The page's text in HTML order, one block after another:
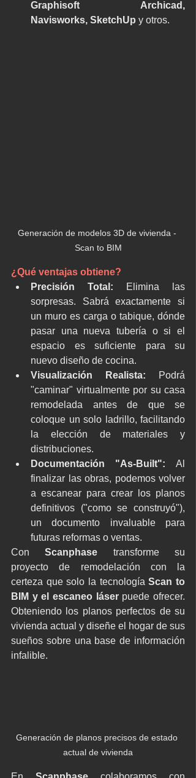
Graphisoft Archicad,
Navisworks, SketchUp y otros.
Generación de modelos 3D de vivienda -
Scan to BIM
¿Qué ventajas obtiene?
Precisión Total: Elimina las
sorpresas. Sabrá exactamente si
un muro es carga o tabique, dónde
pasar una nueva tubería o si el
espacio es suficiente para su
nuevo diseño de cocina.
Visualización Realista: Podrá
"caminar" virtualmente por su casa
remodelada antes de que se
coloque un solo ladrillo, facilitando
la elección de materiales y
distribuciones.
Documentación "As-Built": Al
finalizar las obras, podemos volver
a escanear para crear los planos
definitivos ("como se construyó"),
un documento invaluable para
futuras reformas o ventas.
Con Scanphase transforme su
proyecto de remodelación con la
certeza que solo la tecnología Scan to
BIM y el escaneo láser puede ofrecer.
Obteniendo los planos perfectos de su
vivienda actual y diseñe el hogar de sus
sueños sobre una base de información
infalible.
Generación de planos precisos de estado
actual de vivienda